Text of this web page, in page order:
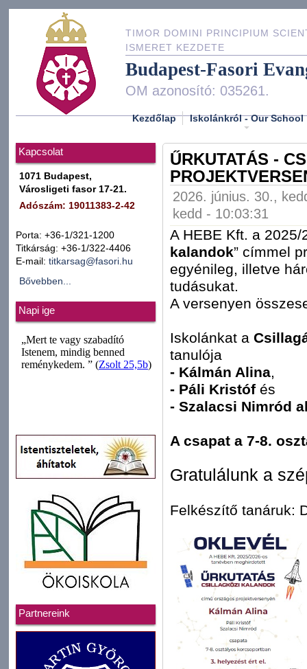
TIMOR DOMINI PRINCIPIUM
ISMERET KEZDETE
Budapest-Fasori
OM azonosító: 035261.
Kezdőlap Iskolánkról - Our School
Kapcsolat
1071 Budapest,
Városligeti fasor 17-21.
Adószám: 19011383-2-42
Porta: +36-1/321-1200
Titkárság: +36-1/322-4406
E-mail: titkarsag@fasori.hu
Bővebben...
Napi ige
Partnereink
ŰRKUTATÁS -
2026. június. 30.,
kedd - 10:03:31
A HEBE Kft. a 2025/
kalandok” címmel
egyénileg, illetve
tudásukat.
A versenyen
Iskolánkat a
tanulója
- Kálmán Alina,
- Páli Kristóf és
- Szalacsi Nimród
A csapat a 7-8.
Gratulálunk a
Felkészítő tanáruk: